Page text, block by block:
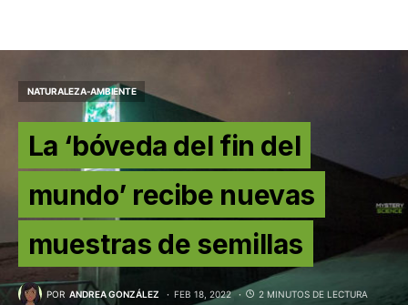
NATURALEZA-AMBIENTE
La ‘bóveda del fin del
mundo’ recibe nuevas
muestras de semillas
POR ANDREA GONZÁLEZ FEB 18, 2022 2 MINUTOS DE LECTURA